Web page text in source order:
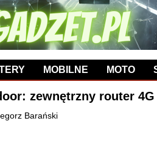
MOBILNE MOTO
zewnętrzny router 4G
Barański